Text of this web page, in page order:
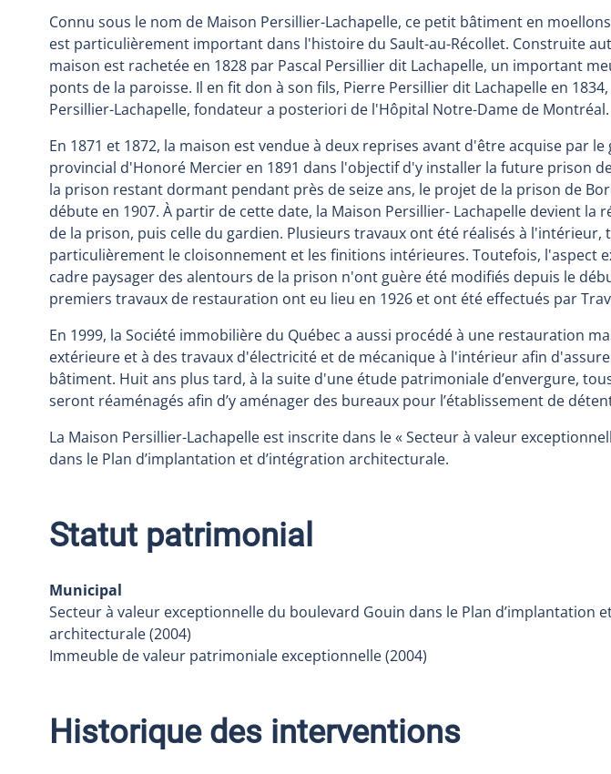
Connu sous le nom de Maison Persillier-Lachapelle, ce petit bâtiment en
est particulièrement important dans l'histoire du Sault-au-Récollet. Construite
maison est rachetée en 1828 par Pascal Persillier dit Lachapelle, un important
ponts de la paroisse. Il en fit don à son fils, Pierre Persillier dit Lachapelle en
Persillier-Lachapelle, fondateur a posteriori de l'Hôpital Notre-Dame de Montréal.
En 1871 et 1872, la maison est vendue à deux reprises avant d'être acquise par
provincial d'Honoré Mercier en 1891 dans l'objectif d'y installer la future prison
la prison restant dormant pendant près de seize ans, le projet de la prison de
débute en 1907. À partir de cette date, la Maison Persillier- Lachapelle devient la
de la prison, puis celle du gardien. Plusieurs travaux ont été réalisés à l'intérieur,
particulièrement le cloisonnement et les finitions intérieures. Toutefois, l'aspect
cadre paysager des alentours de la prison n'ont guère été modifiés depuis le
premiers travaux de restauration ont eu lieu en 1926 et ont été effectués par
En 1999, la Société immobilière du Québec a aussi procédé à une restauration
extérieure et à des travaux d'électricité et de mécanique à l'intérieur afin
bâtiment. Huit ans plus tard, à la suite d'une étude patrimoniale d’envergure,
seront réaménagés afin d’y aménager des bureaux pour l’établissement de
La Maison Persillier-Lachapelle est inscrite dans le « Secteur à valeur
dans le Plan d’implantation et d’intégration architecturale.
Statut patrimonial
Municipal
Secteur à valeur exceptionnelle du boulevard Gouin dans le Plan d’implantation
architecturale (2004)
Immeuble de valeur patrimoniale exceptionnelle (2004)
Historique des interventions